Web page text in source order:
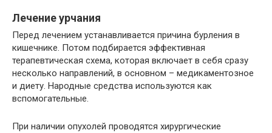
Лечение урчания
Перед лечением устанавливается причина бурления в
кишечнике. Потом подбирается эффективная
терапевтическая схема, которая включает в себя сразу
несколько направлений, в основном – медикаментозное
и диету. Народные средства используются как
вспомогательные.
При наличии опухолей проводятся хирургические